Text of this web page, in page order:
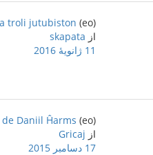
(eo)
troli jutubiston!
از skapata
11 ژانویهٔ 2016
(eo)
de Daniil Ĥarms
از Gricaj
17 دسامبر 2015